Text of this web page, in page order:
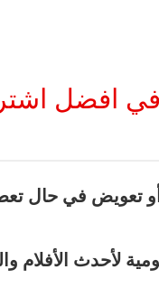
في افضل
تعويض في حال
لأحدث الأفلام